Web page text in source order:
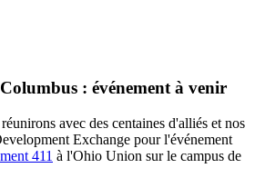
: événement à venir
avec des centaines d'alliés et nos
Exchange pour l'événement
411 à l'Ohio Union sur le campus de